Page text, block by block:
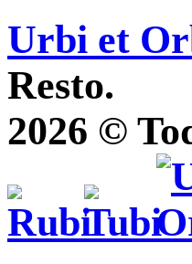
Urbi et
Resto.
2026 ©